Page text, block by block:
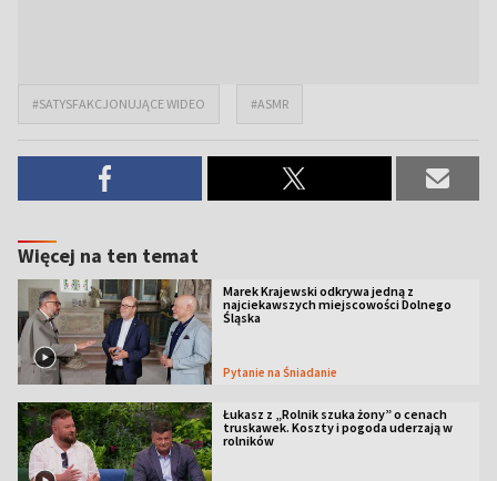
#SATYSFAKCJONUJĄCE WIDEO #ASMR
Więcej na ten temat
Marek Krajewski odkrywa jedną z
najciekawszych miejscowości Dolnego
Śląska
Pytanie na Śniadanie
Łukasz z „Rolnik szuka żony” o cenach
truskawek. Koszty i pogoda uderzają w
rolników